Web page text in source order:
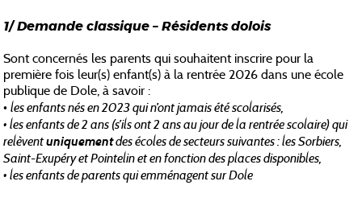
1/ Demande classique – Résidents dolois
Sont concernés les parents qui souhaitent inscrire pour la
première fois leur(s) enfant(s) à la rentrée 2026 dans une école
publique de Dole, à savoir :
•les enfants nés en 2023 qui n’ont jamais été scolarisés,
• les enfants de 2 ans (s’ils ont 2 ans au jour de la rentrée scolaire) qui
relèventuniquementdes écoles de secteurs suivantes : les Sorbiers,
Saint-Exupéry et Pointelin et en fonction des places disponibles,
• les enfants de parents qui emménagent sur Dole